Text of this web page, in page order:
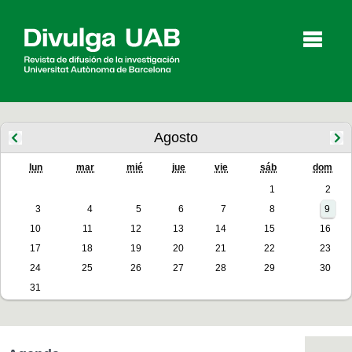
Artículos Entrevistas Vídeos
English Català
Agosto
lun mar mié jue vie sáb dom
1
2
3
4 5 6 7 8
9
10
11 12 13 14 15
16
17
18 19 20 21 22
23
24
25 26 27 28 29
30
31